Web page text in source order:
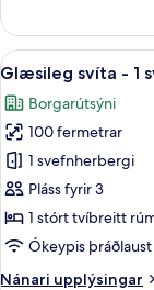
Skoða
allar
myndir
fyrir
Glæsileg
svíta
-
1
svefnherbergi
18
Glæsileg svíta - 1
Borgarútsýni
100 fermetrar
1 svefnherbergi
Pláss fyrir 3
1 stórt tvíbreitt
Ókeypis
Nánari upplýsingar
Nánari